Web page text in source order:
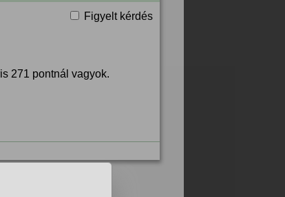
Figyelt kérdés
271 pontnál vagyok.